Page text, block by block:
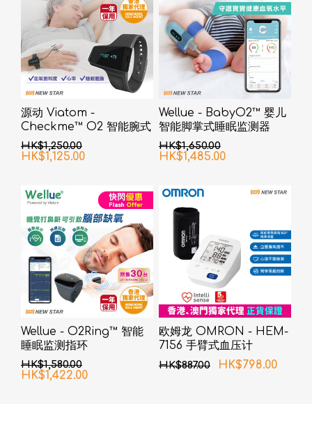
源动 Viatom -
Checkme™ O2 智能腕式
脉搏血氧仪
HK$1,250.00
HK$1,125.00
Wellue - BabyO2™ 婴儿
智能脚掌式睡眠监测器
HK$1,650.00
HK$1,485.00
Wellue - O2Ring™ 智能
睡眠监测指环
HK$1,580.00
HK$1,422.00
欧姆龙 OMRON - HEM-
7156 手臂式血压计
HK$887.00 HK$798.00